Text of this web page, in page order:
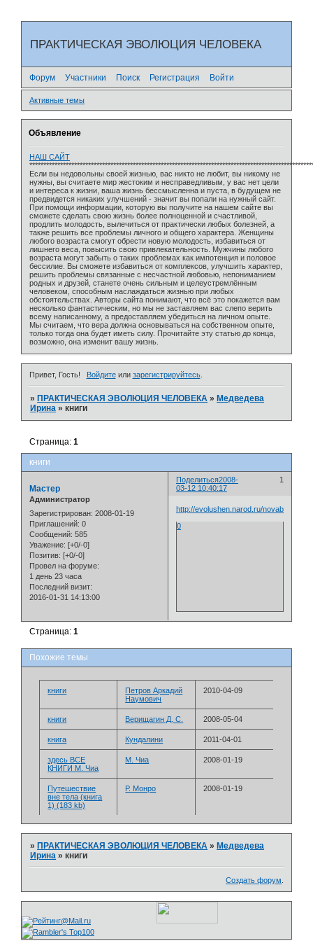
ПРАКТИЧЕСКАЯ ЭВОЛЮЦИЯ ЧЕЛОВЕКА
Форум Участники Поиск Регистрация Войти
Активные темы
Объявление
НАШ САЙТ
Если вы недовольны своей жизнью, вас никто не любит, вы никому не
нужны, вы считаете мир жестоким и несправедливым, у вас нет цели
и интереса к жизни, ваша жизнь бессмысленна и пуста, в будущем не
предвидется никаких улучшений - значит вы попали на нужный сайт.
При помощи информации, которую вы получите на нашем сайте вы
сможете сделать свою жизнь более полноценной и счастливой,
продлить молодость, вылечиться от практически любых болезней, а
также решить все проблемы личного и общего характера. Женщины
любого возраста смогут обрести новую молодость, избавиться от
лишнего веса, повысить свою привлекательность. Мужчины любого
возраста могут забыть о таких проблемах как импотенция и половое
бессилие. Вы сможете избавиться от комплексов, улучшить характер,
решить проблемы связанные с несчастной любовью, непониманием
родных и друзей, станете очень сильным и целеустремлённым
человеком, способным наслаждаться жизнью при любых
обстоятельствах. Авторы сайта понимают, что всё это покажется вам
несколько фантастическим, но мы не заставляем вас слепо верить
всему написанному, а предоставляем убедиться на личном опыте.
Мы считаем, что вера должна основываться на собственном опыте,
только тогда она будет иметь силу. Прочитайте эту статью до конца,
возможно, она изменит вашу жизнь.
Привет, Гость! Войдитеили зарегистрируйтесь.
» ПРАКТИЧЕСКАЯ ЭВОЛЮЦИЯ ЧЕЛОВЕКА » Медведева
Ирина »книги
книги
Страница:1
Поделиться 1
2008-
03-12 10:40:17
Мастер
Администратор
Зарегистрирован: 2008-01-19
Приглашений: 0
Сообщений: 585
Уважение: [+0/-0]
Позитив: [+0/-0]
Провел на форуме:
1 день 23 часа
Последний визит:
2016-01-31 14:13:00
http://evolushen.narod.ru/
0
Страница:1
Похожие темы
книги
Петров Аркадий
Наумович
2010-04-09
книги Верищагин Д. С. 2008-05-04
книга Кундалини 2011-04-01
здесь ВСЕ
КНИГИ М. Чиа
М. Чиа 2008-01-19
Путешествие
вне тела (книга
1) (183 kb)
Р. Монро 2008-01-19
» ПРАКТИЧЕСКАЯ ЭВОЛЮЦИЯ ЧЕЛОВЕКА » Медведева
Ирина »книги
Создать форум